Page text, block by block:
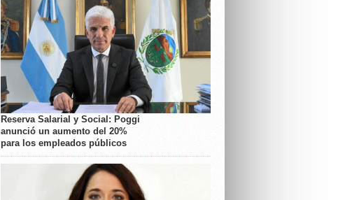
Reserva Salarial y Social: Poggi
anunció un aumento del 20%
para los empleados públicos